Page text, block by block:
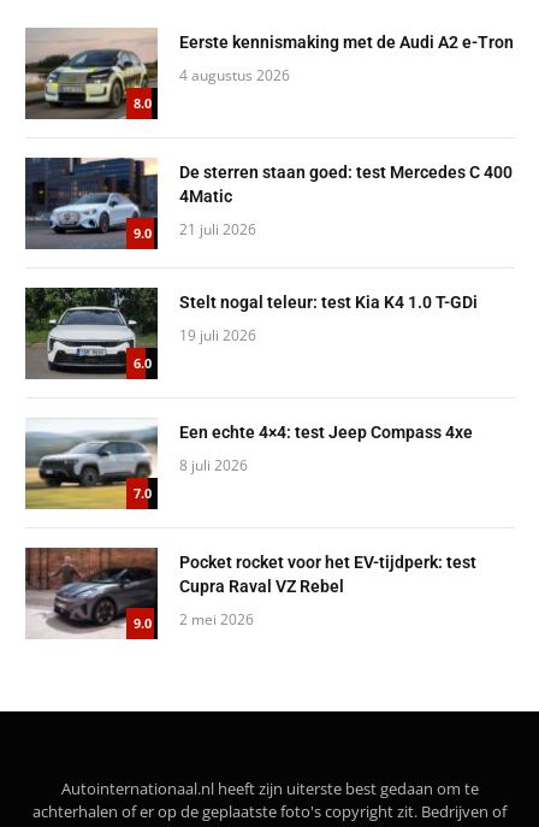
8.0
Eerste kennismaking met de Audi A2 e-Tron
4 augustus 2026
9.0
De sterren staan goed: test Mercedes C 400
4Matic
21 juli 2026
6.0
Stelt nogal teleur: test Kia K4 1.0 T-GDi
19 juli 2026
7.0
Een echte 4×4: test Jeep Compass 4xe
8 juli 2026
9.0
Pocket rocket voor het EV-tijdperk: test
Cupra Raval VZ Rebel
2 mei 2026
Autointernationaal.nl heeft zijn uiterste best gedaan om te
achterhalen of er op de geplaatste foto's copyright zit. Bedrijven of